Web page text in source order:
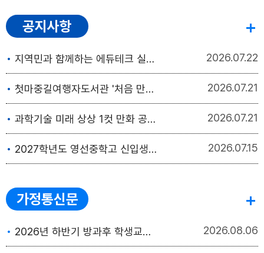
공지사항
지역민과 함께하는 에듀테크 실감미디어 체험교실 운영 안내 2026 07.22
첫마중길여행자도서관 '처음 만나는 여행' 초청강연 안내 2026 07.21
과학기술 미래 상상 1컷 만화 공모전 안내 2026 07.21
2027학년도 영선중학고 신입생 입학전형모집요강 안내 2026 07.15
가정통신문
2026년 하반기 방과후 학생교육 수강생 모집 2026 08.06